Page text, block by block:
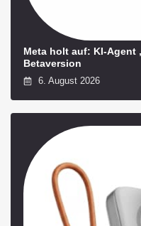
Meta holt auf: KI-Agent
Betaversion
6. August 2026